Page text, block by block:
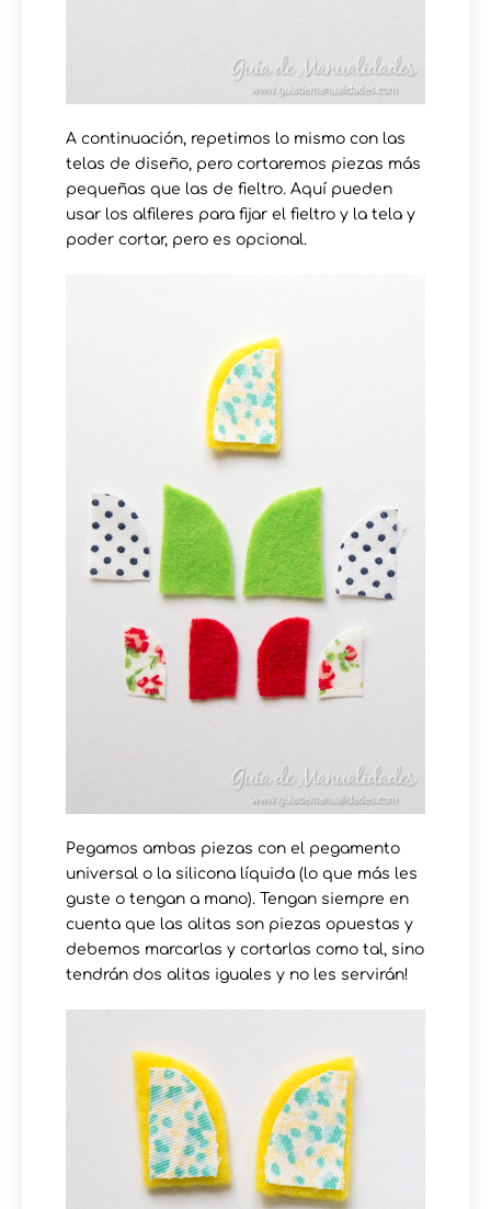
A continuación, repetimos lo mismo con las
telas de diseño, pero cortaremos piezas más
pequeñas que las de fieltro. Aquí pueden
usar los alfileres para fijar el fieltro y la tela y
poder cortar, pero es opcional.
Pegamos ambas piezas con el pegamento
universal o la silicona líquida (lo que más les
guste o tengan a mano). Tengan siempre en
cuenta que las alitas son piezas opuestas y
debemos marcarlas y cortarlas como tal, sino
tendrán dos alitas iguales y no les servirán!